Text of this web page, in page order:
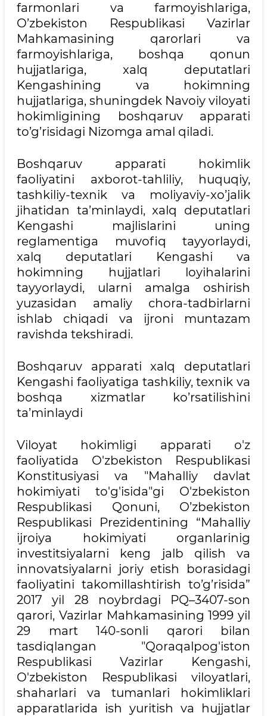
farmonlari va farmoyishlariga,
O’zbekiston Respublikasi Vazirlar
Mahkamasining qarorlari va
farmoyishlariga, boshqa qonun
hujjatlariga, xalq deputatlari
Kengashining va hokimning
hujjatlariga, shuningdek Navoiy viloyati
hokimligining boshqaruv apparati
to’g’risidagi Nizomga amal qiladi.
Boshqaruv apparati hokimlik
faoliyatini axborot-tahliliy, huquqiy,
tashkiliy-texnik va moliyaviy-xo’jalik
jihatidan ta’minlaydi, xalq deputatlari
Kengashi majlislarini uning
reglamentiga muvofiq tayyorlaydi,
xalq deputatlari Kengashi va
hokimning hujjatlari loyihalarini
tayyorlaydi, ularni amalga oshirish
yuzasidan amaliy chora-tadbirlarni
ishlab chiqadi va ijroni muntazam
ravishda tekshiradi.
Boshqaruv apparati xalq deputatlari
Kengashi faoliyatiga tashkiliy, texnik va
boshqa xizmatlar ko’rsatilishini
ta’minlaydi
Viloyat hokimligi apparati o'z
faoliyatida O'zbekiston Respublikasi
Konstitusiyasi va "Mahalliy davlat
hokimiyati to'g'isida"gi O'zbekiston
Respublikasi Qonuni, O’zbekiston
Respublikasi Prezidentining “Mahalliy
ijroiya hokimiyati organlarinig
investitsiyalarni keng jalb qilish va
innovatsiyalarni joriy etish borasidagi
faoliyatini takomillashtirish to’g’risida”
2017 yil 28 noybrdagi PQ–3407-son
qarori, Vazirlar Mahkamasining 1999 yil
29 mart 140-sonli qarori bilan
tasdiqlangan "Qoraqalpog'iston
Respublikasi Vazirlar Kengashi,
O'zbekiston Respublikasi viloyatlari,
shaharlari va tumanlari hokimliklari
apparatlarida ish yuritish va hujjatlar